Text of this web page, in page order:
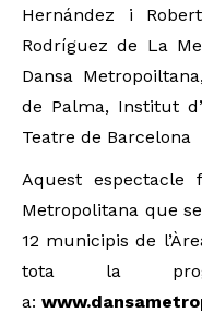
Hernández i
Rodríguez de La
Dansa
de Palma, Institut
Teatre de Barcelona
Aquest espectacle
Metropolitana que
12 municipis de
tota la
a: